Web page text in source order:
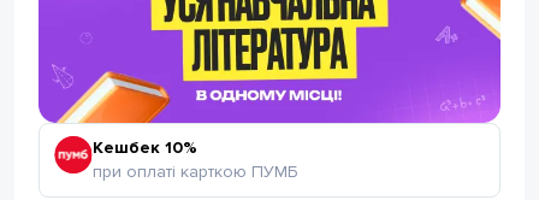
Кешбек 10%
при оплаті карткою ПУМБ